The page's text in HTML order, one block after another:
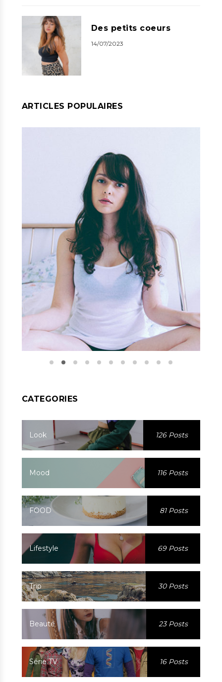
Des petits coeurs
14/07/2023
ARTICLES POPULAIRES
CATEGORIES
Look 126 Posts
Mood 116 Posts
FOOD 81 Posts
Lifestyle 69 Posts
Trip 30 Posts
Beauté 23 Posts
Série TV 16 Posts